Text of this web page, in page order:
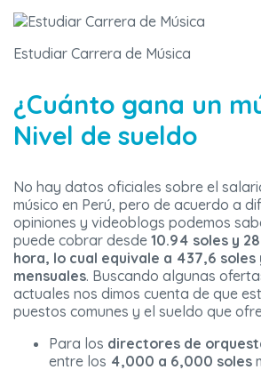
Estudiar Carrera de Música
¿Cuánto gana un
Nivel de sueldo
No hay datos oficiales sobre el
músico en Perú, pero de acuerdo a
opiniones y videoblogs podemos
puede cobrar desde 10.94 soles y
hora, lo cual equivale a 437,6 soles
mensuales. Buscando algunas
actuales nos dimos cuenta de que
puestos comunes y el sueldo que
Para los directores de
entre los 4,000 a 6,000 soles